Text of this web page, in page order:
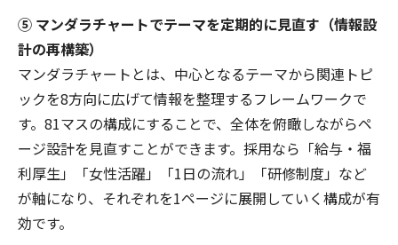
⑤ マンダラチャートでテーマを定期的に見直す（情報設
計の再構築）
マンダラチャートとは、中心となるテーマから関連トピ
ックを8方向に広げて情報を整理するフレームワークで
す。81マスの構成にすることで、全体を俯瞰しながらペ
ージ設計を見直すことができます。採用なら「給与・福
利厚生」「女性活躍」「1日の流れ」「研修制度」など
が軸になり、それぞれを1ページに展開していく構成が有
効です。